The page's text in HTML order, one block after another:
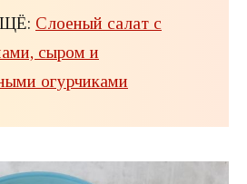
Слоеный салат с
сыром и
огурчиками